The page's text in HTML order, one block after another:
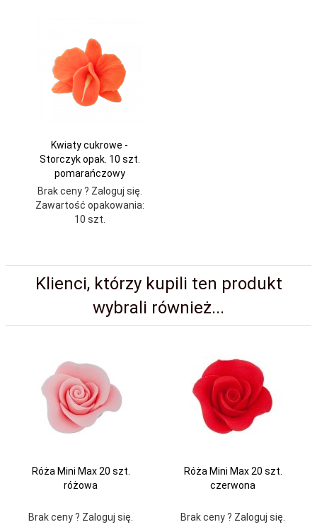
Kwiaty cukrowe -
Storczyk opak. 10 szt.
pomarańczowy
Brak ceny ? Zaloguj się.
Zawartość opakowania:
10 szt.
Klienci, którzy kupili ten produkt
wybrali również...
Róża Mini Max 20 szt.
różowa
Brak ceny ? Zaloguj się.
Róża Mini Max 20 szt.
czerwona
Brak ceny ? Zaloguj się.